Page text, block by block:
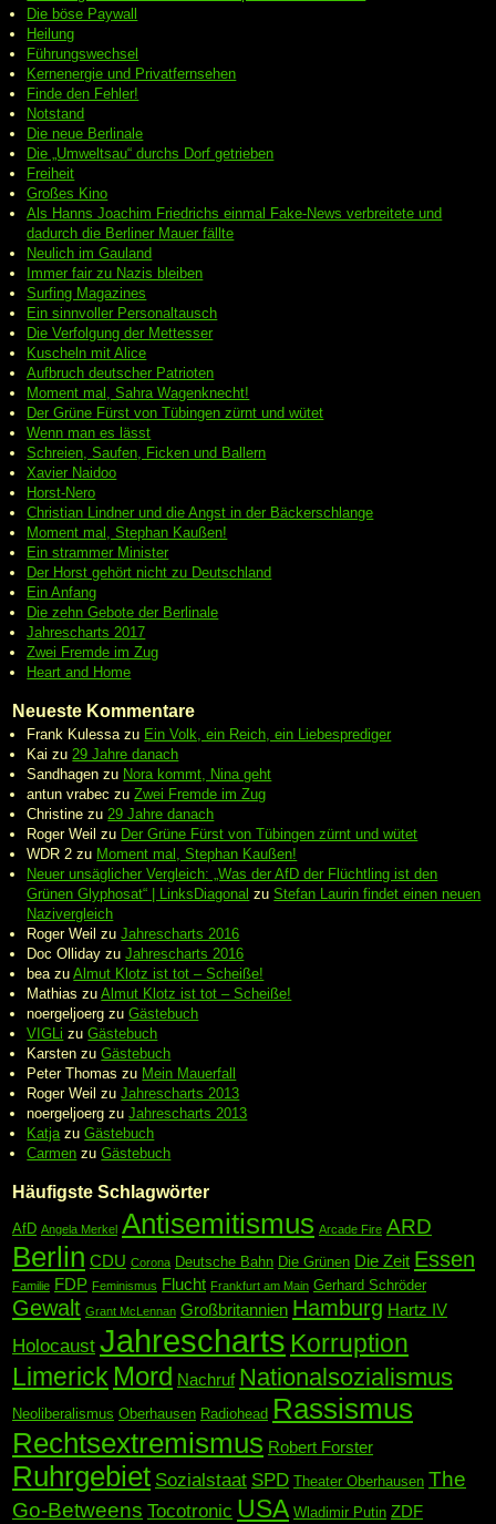
Die böse Paywall
Heilung
Führungswechsel
Kernenergie und Privatfernsehen
Finde den Fehler!
Notstand
Die neue Berlinale
Die „Umweltsau“ durchs Dorf getrieben
Freiheit
Großes Kino
Als Hanns Joachim Friedrichs einmal Fake-News verbreitete und
dadurch die Berliner Mauer fällte
Neulich im Gauland
Immer fair zu Nazis bleiben
Surfing Magazines
Ein sinnvoller Personaltausch
Die Verfolgung der Mettesser
Kuscheln mit Alice
Aufbruch deutscher Patrioten
Moment mal, Sahra Wagenknecht!
Der Grüne Fürst von Tübingen zürnt und wütet
Wenn man es lässt
Schreien, Saufen, Ficken und Ballern
Xavier Naidoo
Horst-Nero
Christian Lindner und die Angst in der Bäckerschlange
Moment mal, Stephan Kaußen!
Ein strammer Minister
Der Horst gehört nicht zu Deutschland
Ein Anfang
Die zehn Gebote der Berlinale
Jahrescharts 2017
Zwei Fremde im Zug
Heart and Home
Neueste Kommentare
Frank Kulessazu Ein Volk, ein Reich, ein Liebesprediger
Kai zu29 Jahre danach
Sandhagen zu Nora kommt, Nina geht
antun vrabec zuZwei Fremde im Zug
Christine zu29 Jahre danach
Roger Weil zu Der Grüne Fürst von Tübingen zürnt und wütet
WDR 2 zu Moment mal, Stephan Kaußen!
Neuer unsäglicher Vergleich: „Was der AfD der Flüchtling ist den
Grünen Glyphosat“ | LinksDiagonal zuStefan Laurin findet einen neuen
Nazivergleich
Roger Weil zuJahrescharts 2016
Doc Olliday zuJahrescharts 2016
beazuAlmut Klotz ist tot – Scheiße!
Mathias zuAlmut Klotz ist tot – Scheiße!
noergeljoerg zuGästebuch
VIGLi zuGästebuch
Karsten zuGästebuch
Peter Thomas zu Mein Mauerfall
Roger Weil zuJahrescharts 2013
noergeljoerg zuJahrescharts 2013
KatjazuGästebuch
Carmen zuGästebuch
Häufigste Schlagwörter
AfD Angela Merkel Antisemitismus Arcade Fire ARD
Berlin CDU Corona Deutsche Bahn Die Grünen Die Zeit Essen
Familie FDP Feminismus Flucht Frankfurt am Main Gerhard Schröder
Gewalt Grant McLennan Großbritannien Hamburg Hartz IV
Holocaust Jahrescharts Korruption
Limerick Mord Nachruf Nationalsozialismus
Neoliberalismus Oberhausen Radiohead Rassismus
Rechtsextremismus Robert Forster
Ruhrgebiet Sozialstaat SPD Theater Oberhausen The
Go-Betweens Tocotronic USA Wladimir Putin ZDF